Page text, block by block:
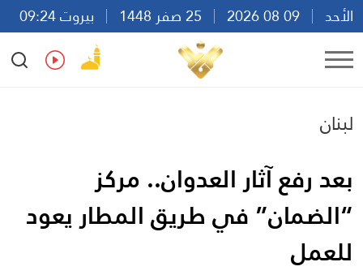
الأحد
بيروت 09:24
Ar
En Fr Es
لبنان
بعد رفع آثار العدوان.. مركز
“الضمان” في طريق المطار يعود
للعمل